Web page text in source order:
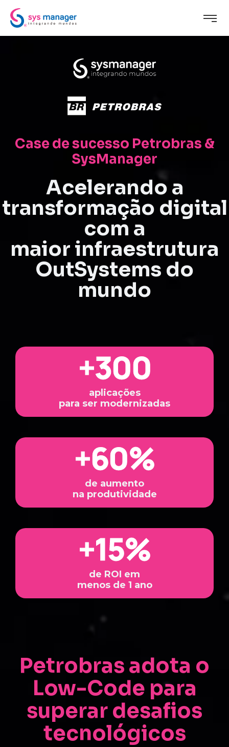
Case de sucesso Petrobras &
SysManager
Acelerando a
transformação digital
com a
maior infraestrutura
OutSystems do
mundo
+300
aplicações
para ser modernizadas
+60%
de aumento
na produtividade
+15%
de ROI em
menos de 1 ano
Petrobras adota o
Low-Code para
superar desafios
tecnológicos